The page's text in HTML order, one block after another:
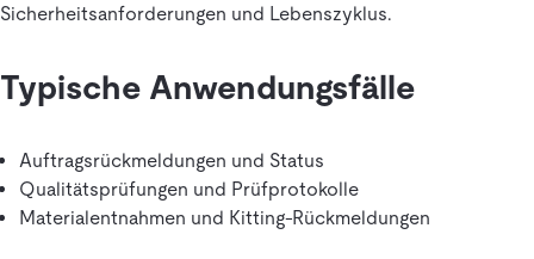
Sicherheitsanforderungen und Lebenszyklus.
Typische Anwendungsfälle
Auftragsrückmeldungen und Status
Qualitätsprüfungen und Prüfprotokolle
Materialentnahmen und Kitting-Rückmeldungen